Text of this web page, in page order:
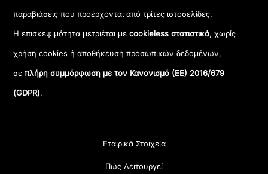
παραβιάσεις που προέρχονται από τρίτες ιστοσελίδες.
Η επισκεψιμότητα μετριέται μεcookieless στατιστικά, χωρίς
χρήση cookies ή αποθήκευση προσωπικών δεδομένων,
σεπλήρη συμμόρφωση με τον Κανονισμό (ΕΕ) 2016/679
(GDPR).
Εταιρικά Στοιχεία
Πώς Λειτουργεί